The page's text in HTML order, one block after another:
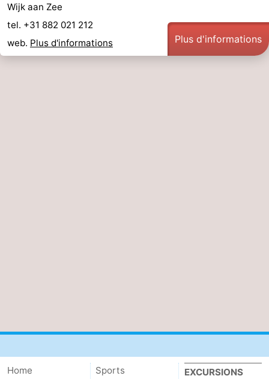
Wijk aan Zee
tel. +31 882 021 212
web. Plus d'informations Plus d'informations
Home
Sports
EXCURSIONS